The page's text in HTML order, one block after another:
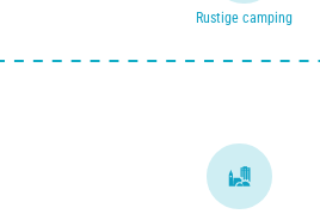
Rustige camping